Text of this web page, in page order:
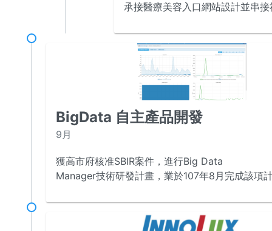
承接醫療美容入口網站設計並串
BigData 自主產品開發
9月
獲高市府核准SBIR案件，進行Big Data
Manager技術研發計畫，業於107年8月完成該項